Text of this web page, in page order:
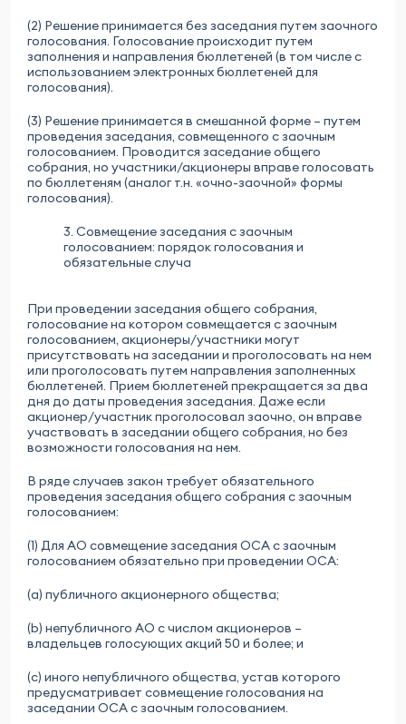
(2) Решение принимается без заседания путем заочного
голосования. Голосование происходит путем
заполнения и направления бюллетеней (в том числе с
использованием электронных бюллетеней для
голосования).
(3) Решение принимается в смешанной форме – путем
проведения заседания, совмещенного с заочным
голосованием. Проводится заседание общего
собрания, но участники/акционеры вправе голосовать
по бюллетеням (аналог т.н. «очно-заочной» формы
голосования).
3. Совмещение заседания с заочным
голосованием: порядок голосования и
обязательные случа
При проведении заседания общего собрания,
голосование на котором совмещается с заочным
голосованием, акционеры/участники могут
присутствовать на заседании и проголосовать на нем
или проголосовать путем направления заполненных
бюллетеней. Прием бюллетеней прекращается за два
дня до даты проведения заседания. Даже если
акционер/участник проголосовал заочно, он вправе
участвовать в заседании общего собрания, но без
возможности голосования на нем.
В ряде случаев закон требует обязательного
проведения заседания общего собрания с заочным
голосованием:
(1) Для АО совмещение заседания ОСА с заочным
голосованием обязательно при проведении ОСА:
(a) публичного акционерного общества;
(b) непубличного АО с числом акционеров –
владельцев голосующих акций 50 и более; и
(c) иного непубличного общества, устав которого
предусматривает совмещение голосования на
заседании ОСА с заочным голосованием.